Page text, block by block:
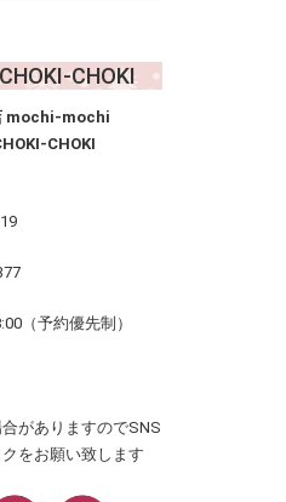
CHOKI
mochi-mochi
CHOKI
（予約優先制）
がありますのでSNS
をお願い致します